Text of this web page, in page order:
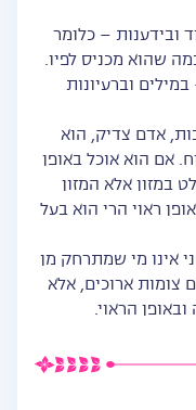
ובידענות – כלומר
שהוא מכניס לפיו.
וברעיונות
אדם צדיק, הוא
אם הוא אוכל באופן
במזון אלא המזון
ראוי הרי הוא בעל
אינו מי שמתרחק מן
צומות ארוכים, אלא
הראוי.